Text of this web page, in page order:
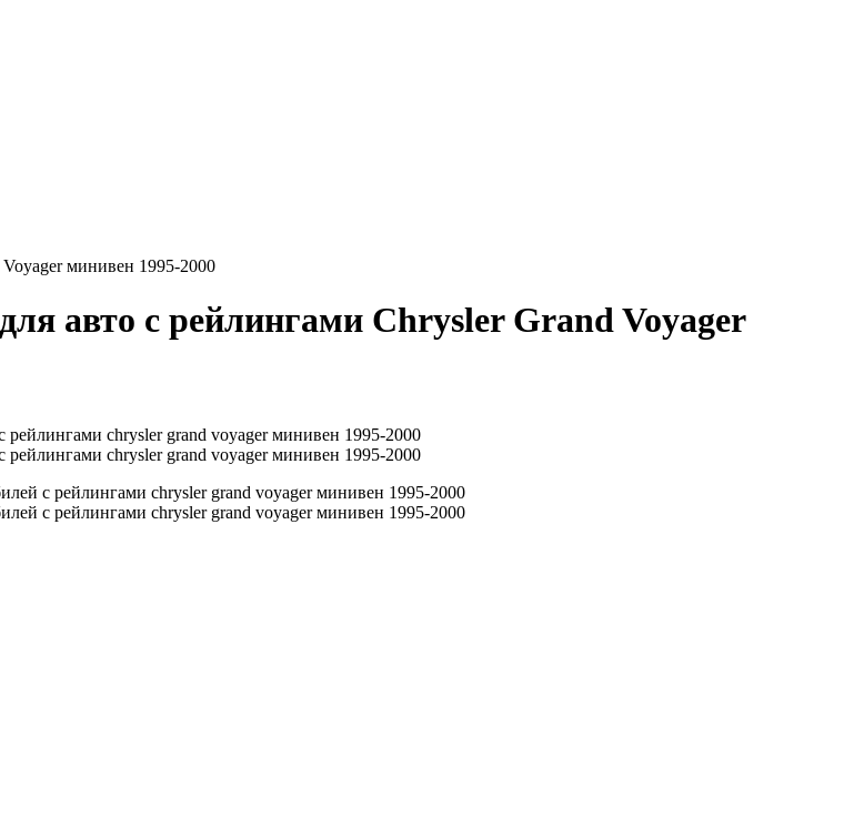
минивен 1995-2000
авто с рейлингами Chrysler Grand Voyager